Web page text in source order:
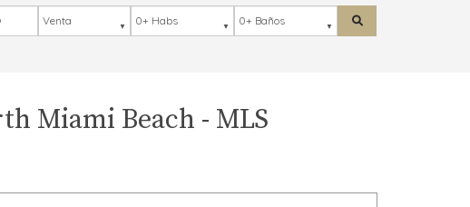
Buscar
Miami Beach - MLS